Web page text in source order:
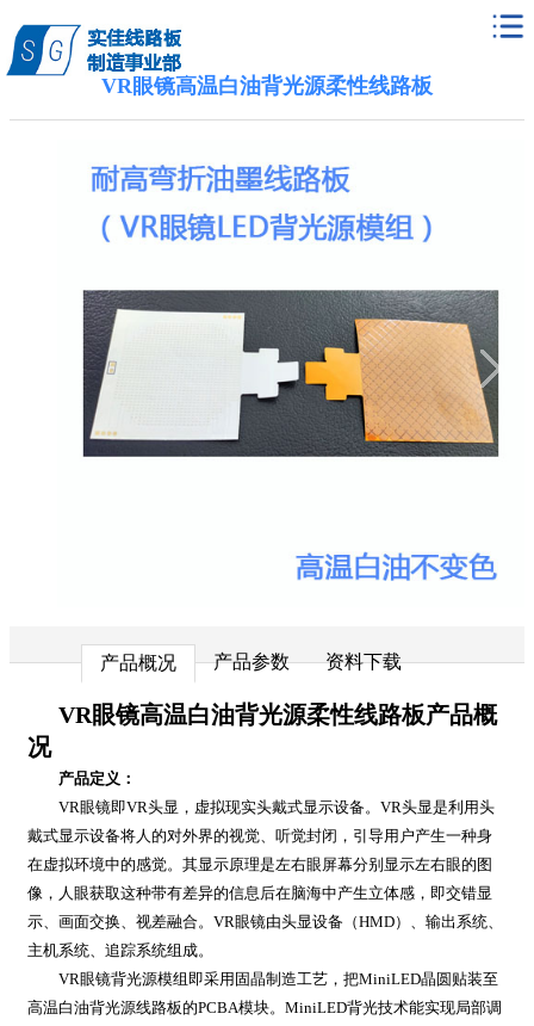
VR眼镜高温白油背光源柔性线路板
产品概况 产品参数 资料下载
VR眼镜高温白油背光源柔性线路板产品概
况
产品定义：
VR眼镜即VR头显，虚拟现实头戴式显示设备。VR头显是利用头
戴式显示设备将人的对外界的视觉、听觉封闭，引导用户产生一种身
在虚拟环境中的感觉。其显示原理是左右眼屏幕分别显示左右眼的图
像，人眼获取这种带有差异的信息后在脑海中产生立体感，即交错显
示、画面交换、视差融合。VR眼镜由头显设备（HMD）、输出系统、
主机系统、追踪系统组成。
VR眼镜背光源模组即采用固晶制造工艺，把MiniLED晶圆贴装至
高温白油背光源线路板的PCBA模块。MiniLED背光技术能实现局部调